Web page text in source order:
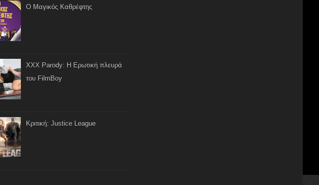
Ο Μαγικός Καθρέφτης
XXX Parody: Η Ερωτική πλευρά
του FilmBoy
Κριτική: Justice League